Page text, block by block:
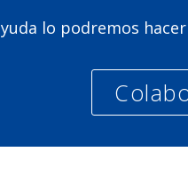
lo podremos